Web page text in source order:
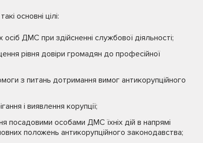
основні цілі:
ДМС при здійсненні службової діяльності;
рівня довіри громадян до професійної
з питань дотримання вимог антикорупційного
і виявлення корупції;
посадовими особами ДМС їхніх дій в напрямі
положень антикорупційного законодавства;